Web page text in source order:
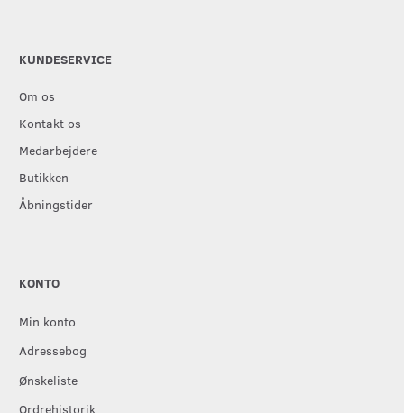
KUNDESERVICE
Om os
Kontakt os
Medarbejdere
Butikken
Åbningstider
KONTO
Min konto
Adressebog
Ønskeliste
Ordrehistorik